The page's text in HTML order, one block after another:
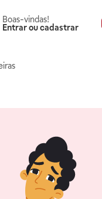
Boas-vindas!
Entrar ou cadastrar